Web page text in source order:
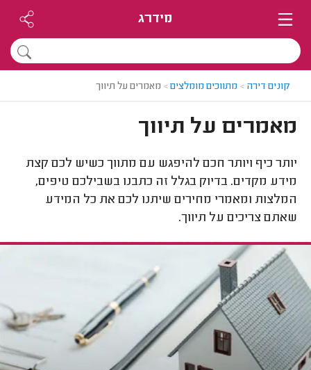
מידרג
קונים דירה > מתווכים מומלצים> מאמרים על תיווך
מאמרים על תיווך
יותר כיף ויותר חכם להיפגש עם מתווך כשיש לכם קצת
מידע מקדים. בדיוק בגלל זה כתבנו בשבילכם טיפים,
המלצות ומאמרי מחירים שיתנו לכם את כל המידע
שאתם צריכים על תיווך.